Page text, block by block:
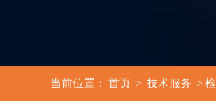
当前位置： 首页 > 技术服务 >